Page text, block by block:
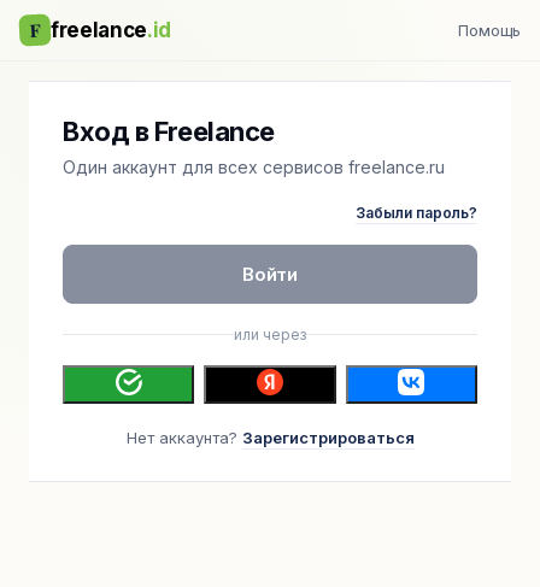
F freelance.id Помощь
Вход в Freelance
Один аккаунт для всех сервисов freelance.ru
Забыли пароль?
Войти
или через
Нет аккаунта? Зарегистрироваться